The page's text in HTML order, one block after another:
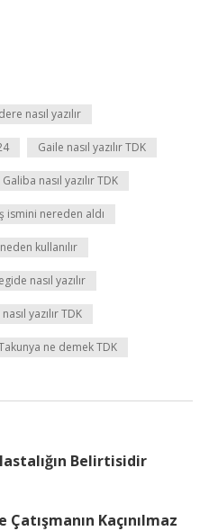
nasıl yazılır
Gaile nasıl yazılır TDK
Galiba nasıl yazılır TDK
ismini nereden aldı
kullanılır
nasıl yazılır
yazılır TDK
ne demek TDK
Belirtisidir
Kaçınılmaz